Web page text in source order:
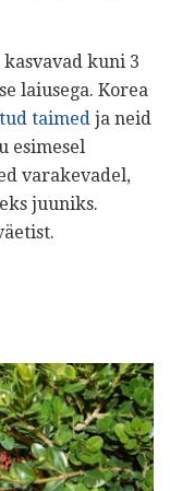
kuni 3
laiusega. Korea
taimed ja neid
esimesel
varakevadel,
juuniks.